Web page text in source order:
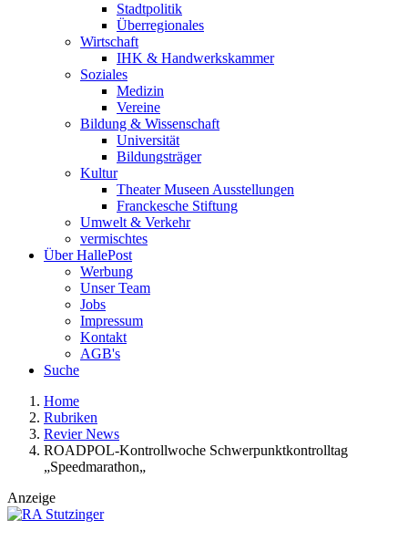
Stadtpolitik
Überregionales
Wirtschaft
IHK & Handwerkskammer
Soziales
Medizin
Vereine
Bildung & Wissenschaft
Universität
Bildungsträger
Kultur
Theater Museen Ausstellungen
Franckesche Stiftung
Umwelt & Verkehr
vermischtes
Über HallePost
Werbung
Unser Team
Jobs
Impressum
Kontakt
AGB's
Suche
Home
Rubriken
Revier News
ROADPOL-Kontrollwoche Schwerpunktkontrolltag
„Speedmarathon„
Anzeige